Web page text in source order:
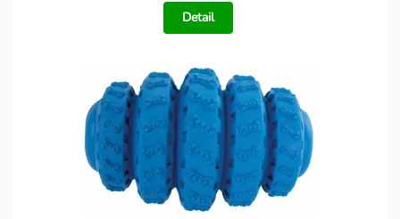
Detail